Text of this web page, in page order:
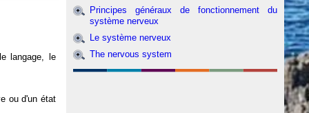
langage, le
ou d'un état
Principes généraux de fonctionnement du
système nerveux
Le système nerveux
The nervous system